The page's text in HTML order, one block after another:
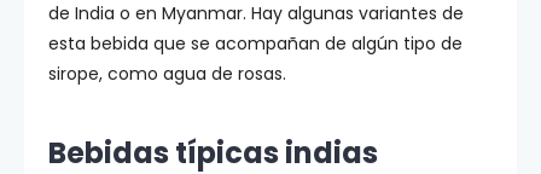
de India o en Myanmar. Hay algunas variantes de
esta bebida que se acompañan de algún tipo de
sirope, como agua de rosas.
Bebidas típicas indias